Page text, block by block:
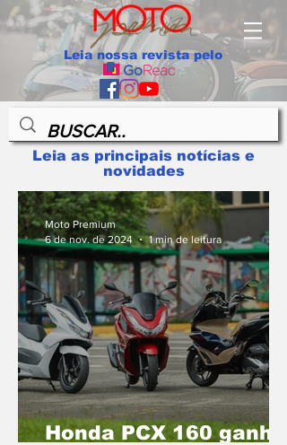
Leia nossa revista pelo
Leia as principais notícias e
novidades
Honda PCX 160 ganha
Moto Premium
6 de nov. de 2024
1 min de leitura